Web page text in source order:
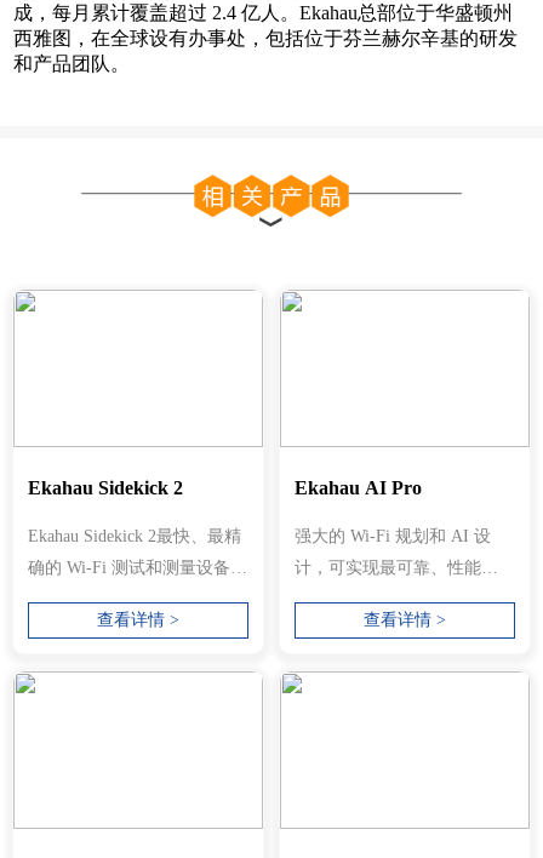
成，每月累计覆盖超过 2.4 亿人。Ekahau总部位于华盛顿州
西雅图，在全球设有办事处，包括位于芬兰赫尔辛基的研发
和产品团队。
Ekahau Sidekick 2
Ekahau Sidekick 2最快、最精
确的 Wi-Fi 测试和测量设备现
已针对 6 GHz、5 GHz 和
查看详情 >
Ekahau AI Pro
强大的 Wi-Fi 规划和 AI 设
计，可实现最可靠、性能最
佳的 2.4/5/6 GHz 无线网络。
查看详情 >